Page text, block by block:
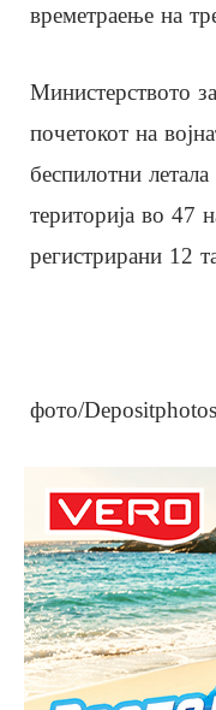
времетраење на
Министерството
почетокот на
беспилотни
територија во 47
регистрирани 12
фото/